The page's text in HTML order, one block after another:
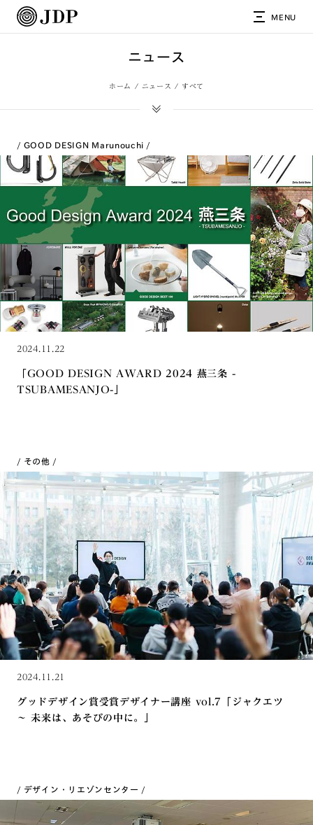
MENU
ニュース
ホーム ニュース すべて
GOOD DESIGN Marunouchi
2024.11.22
「GOOD DESIGN AWARD 2024 燕三条 -
TSUBAMESANJO-」
その他
2024.11.21
グッドデザイン賞受賞デザイナー講座 vol.7「ジャクエツ
〜 未来は、あそびの中に。」
デザイン・リエゾンセンター